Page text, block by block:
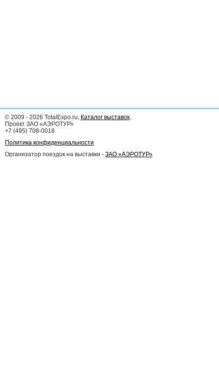
© 2009 - 2026 TotalExpo.ru, Каталог выставок.
Проект ЗАО «АЭРОТУР»
+7 (495) 708-0018
Политика конфиденциальности
Организатор поездок на выставки - ЗАО «АЭРОТУР»